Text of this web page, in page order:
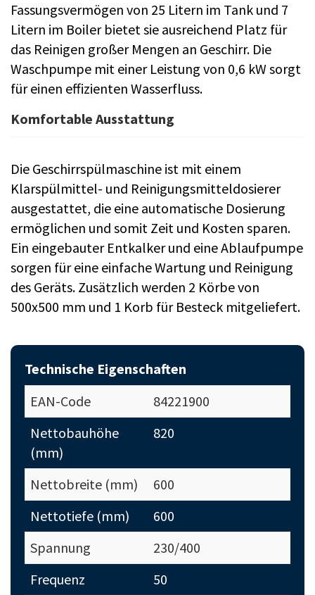
Fassungsvermögen von 25 Litern im Tank und 7
Litern im Boiler bietet sie ausreichend Platz für
das Reinigen großer Mengen an Geschirr. Die
Waschpumpe mit einer Leistung von 0,6 kW sorgt
für einen effizienten Wasserfluss.
Komfortable Ausstattung
Die Geschirrspülmaschine ist mit einem
Klarspülmittel- und Reinigungsmitteldosierer
ausgestattet, die eine automatische Dosierung
ermöglichen und somit Zeit und Kosten sparen.
Ein eingebauter Entkalker und eine Ablaufpumpe
sorgen für eine einfache Wartung und Reinigung
des Geräts. Zusätzlich werden 2 Körbe von
500x500 mm und 1 Korb für Besteck mitgeliefert.
Technische Eigenschaften
EAN-Code
84221900
Nettobauhöhe
(mm)
820
Nettobreite (mm)
600
Nettotiefe (mm)
600
Spannung
230/400
Frequenz
50